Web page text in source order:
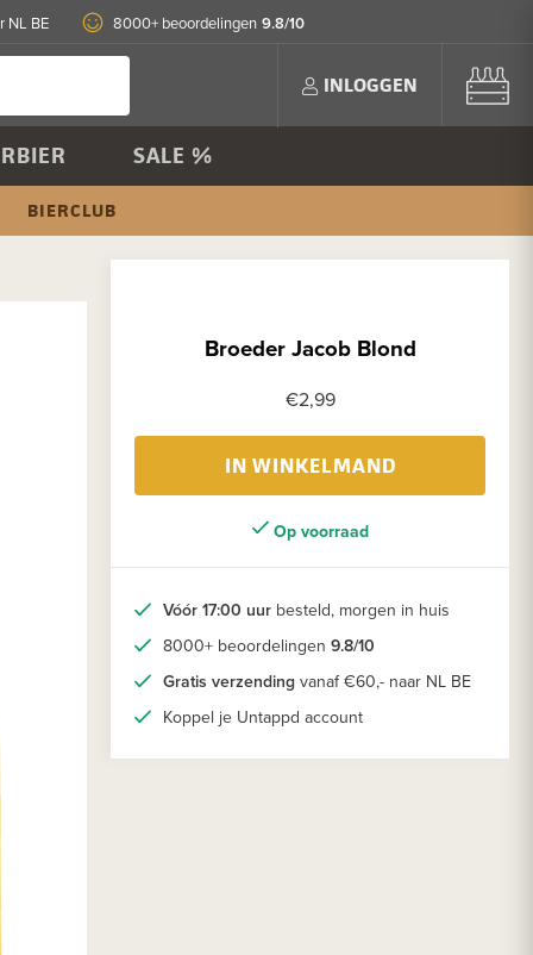
NL BE 8000+ beoordelingen 9.8/10
INLOGGEN
SALE %
BIERCLUB
Broeder Jacob Blond
€2,99
IN WINKELMAND
Op voorraad
Vóór 17:00 uur besteld, morgen in huis
8000+ beoordelingen 9.8/10
Gratis verzending vanaf €60,- naar NL BE
Koppel je Untappd account